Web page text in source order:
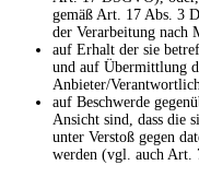
gemäß Art. 17 Abs. 3
der Verarbeitung nach
auf Erhalt der sie
und auf Übermittlung
Anbieter/
auf Beschwerde
Ansicht sind, dass die
unter Verstoß gegen
werden (vgl. auch Art.